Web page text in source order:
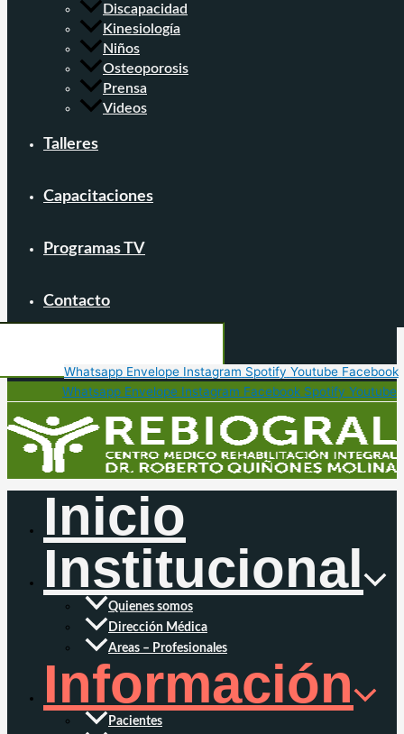
Discapacidad
Kinesiología
Niños
Osteoporosis
Prensa
Videos
Talleres
Capacitaciones
Programas TV
Contacto
Whatsapp Envelope Instagram Spotify Youtube Facebook
Whatsapp Envelope Instagram Facebook Spotify Youtube
Inicio
Institucional
Quienes somos
Dirección Médica
Areas – Profesionales
Información
Pacientes